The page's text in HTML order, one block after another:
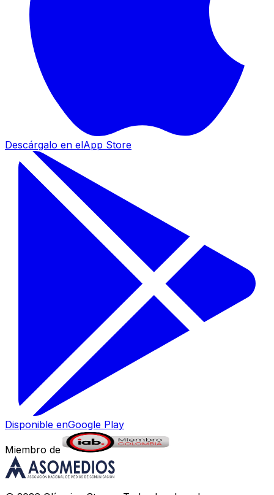
Descárgalo en elApp Store
Disponible enGoogle Play
Miembro de